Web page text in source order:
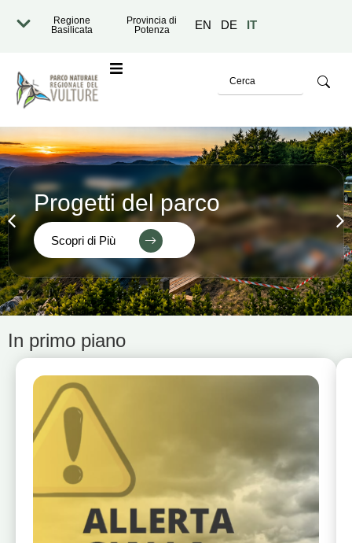
Regione
Basilicata
Provincia di
Potenza
EN DE IT
Trasparente
Progetti del parco
Scopri di Più
In primo piano